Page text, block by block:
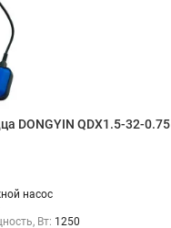
DONGYIN QDX1.5-32-0.75
насос
Вт: 1250